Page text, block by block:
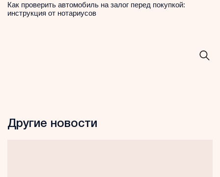
Как проверить автомобиль на залог перед покупкой:
инструкция от нотариусов
Другие новости